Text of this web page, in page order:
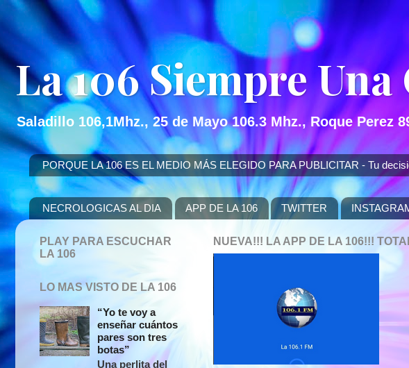
La 106 Siempre
Saladillo 106,1Mhz., 25 de Mayo 106.3 Mhz., Roque Perez
PORQUE LA 106 ES EL MEDIO MÁS ELEGIDO PARA PUBLICITAR - Tu
NECROLOGICAS AL DIA APP DE LA 106 TWITTER
NUEVA!!! LA APP DE LA 106!!!
PLAY PARA ESCUCHAR
LA 106
LO MAS VISTO DE LA 106
“Yo te voy a
enseñar cuántos
pares son tres
botas”
Una perlita del